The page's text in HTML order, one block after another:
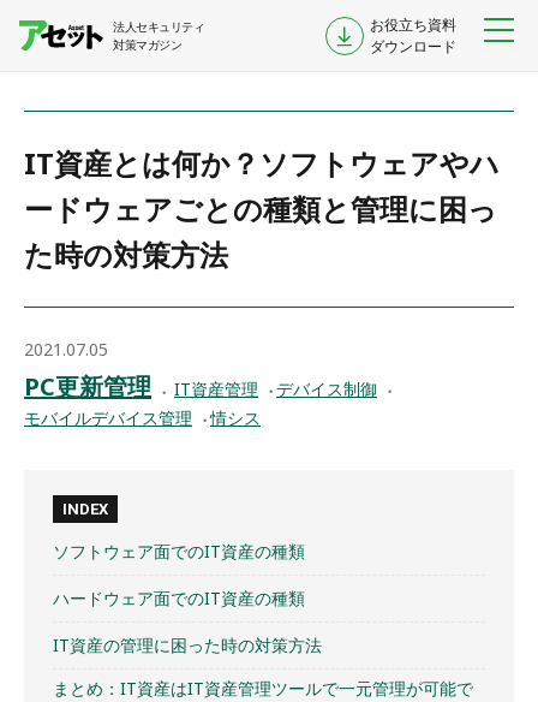
法人セキュリティ
対策マガジン
お役立ち資料
ダウンロード
IT資産とは何か？ソフトウェアやハ
ードウェアごとの種類と管理に困っ
た時の対策方法
2021.07.05
PC更新管理 IT資産管理
デバイス制御
モバイルデバイス管理
情シス
INDEX
ソフトウェア面でのIT資産の種類
ハードウェア面でのIT資産の種類
IT資産の管理に困った時の対策方法
まとめ：IT資産はIT資産管理ツールで一元管理が可能で